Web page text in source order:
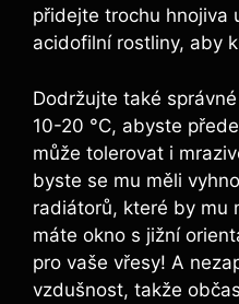
přidejte trochu hnojiva
acidofilní rostliny, aby
Dodržujte také
10-20 °C, abyste
může tolerovat i
byste se mu měli
radiátorů, které by mu
máte okno s jižní
pro vaše vřesy! A
vzdušnost, takže